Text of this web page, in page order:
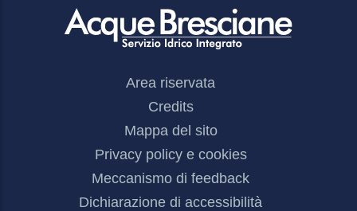
Area riservata
Credits
Mappa del sito
Privacy policy e cookies
Meccanismo di feedback
Dichiarazione di accessibilità